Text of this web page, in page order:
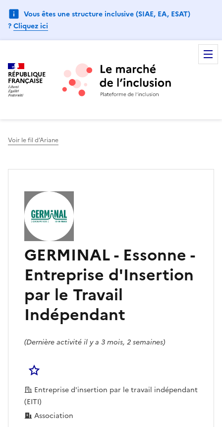
Vous êtes une structure inclusive (SIAE, EA, ESAT)
?Cliquez ici
RÉPUBLIQUE
FRANÇAISE
Voir le fil d’Ariane
GERMINAL - Essonne -
Entreprise d'Insertion
par le Travail
Indépendant
(Dernière activité il y a 3 mois, 2 semaines)
Entreprise d'insertion par le travail indépendant
(EITI)
Association